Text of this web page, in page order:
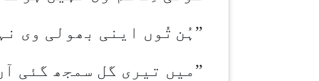
” ہُن تُوں اینی بھولی وی
”میں تیری گل سمجھ گئی